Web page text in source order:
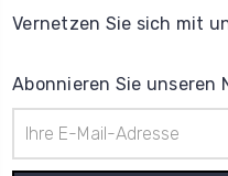
Vernetzen Sie sich mit
Abonnieren Sie unseren
Mail-
Adresse